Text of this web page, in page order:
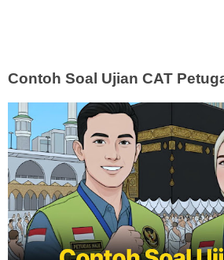
Contoh Soal Ujian CAT